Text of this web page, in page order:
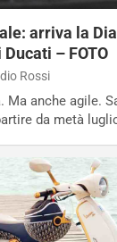
arriva la
– FOTO
Rossi
Ma anche agile.
da metà